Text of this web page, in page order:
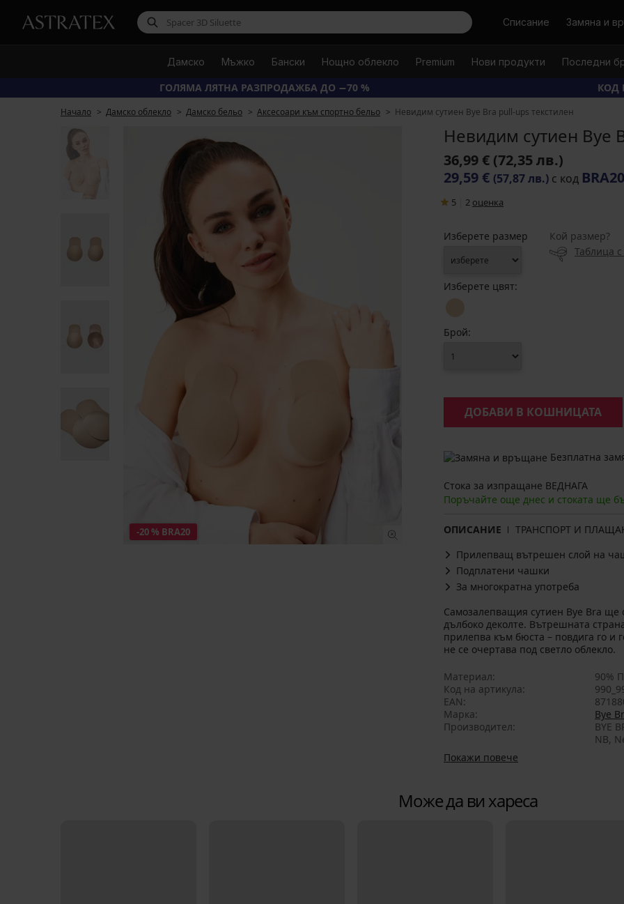
ТърсиСписание Замяна и
Дамско Мъжко Бански Нощно облекло Premium Нови продукти Последни
ГОЛЯМА ЛЯТНА РАЗПРОДАЖБА ДО −70 % КОД
Начало Дамско облекло Дамско бельо Аксесоари към спортно бельо Невидим сутиен Bye Bra pull-ups текстилен
-20 % BRA20
Невидим сутиен Bye
36,99 € (72,35 лв.)
29,59 € (57,87 лв.) с код BRA20
5 2 oценка
Изберете размер
Кой размер?
Таблица
Изберете цвят:
Брой:
ДОБАВИ В КОШНИЦАТА
Безплатна
Стока за изпращане ВЕДНАГА
Поръчайте още днес и стоката ще
ОПИСАНИЕ ТРАНСПОРТ И
Прилепващ вътрешен слой на
Подплатени чашки
За многократна употреба
Самозалепващия сутиен Bye Bra ще
дълбоко деколте. Вътрешната
прилепва към бюста – повдига го и
не се очертава под светло облекло.
Материал
90%
Код на артикула
EAN
Марка
Bye
Производител
BYE
NB,
Покажи повече
Може да ви хареса